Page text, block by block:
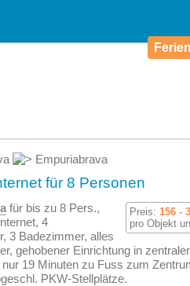
Empuriabrava
für 8 Personen
Preis: 156 -
pro Objekt
für bis zu 8 Pers.,
4
3 Badezimmer, alles
gehobener Einrichtung in
nur 19 Minuten zu Fuss zum
PKW-Stellplätze.